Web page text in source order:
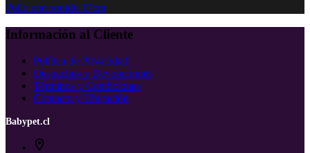
página
de
producto
Pollo con sonido 17cm
Información al Cliente
Política de Privacidad
Despachos y Devoluciones
Términos y Condiciones
Contacto y Ubicación
Babypet.cl